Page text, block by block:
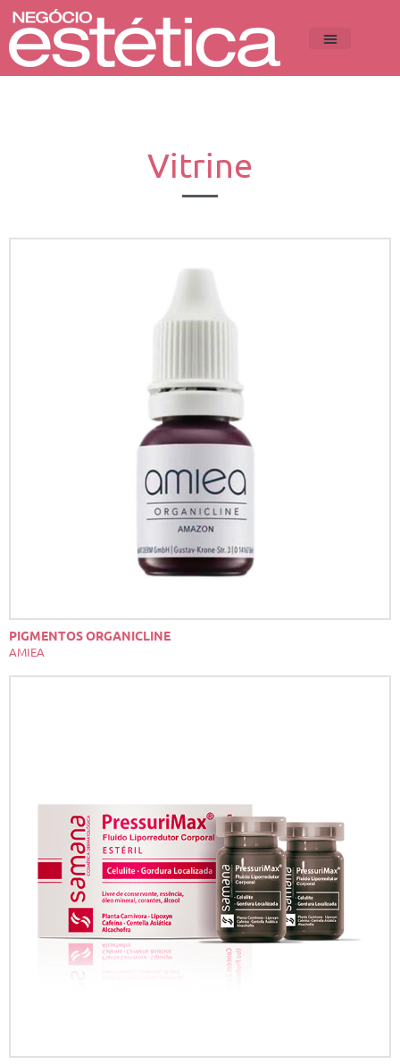
Vitrine
PIGMENTOS ORGANICLINE
AMIEA